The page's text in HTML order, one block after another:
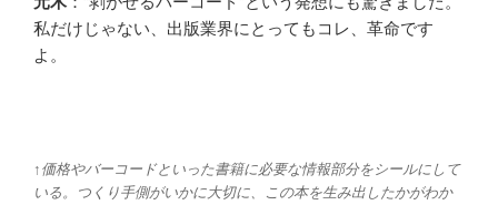
私だけじゃない、出版業界にとってもコレ、革命です
よ。
↑価格やバーコードといった書籍に必要な情報部分をシールにして
いる。つくり手側がいかに大切に、この本を生み出したかがわか